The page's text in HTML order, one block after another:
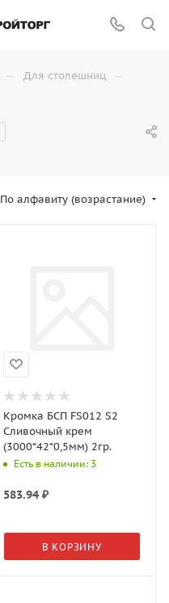
— Для столешниц —
По алфавиту (возрастание)
Кромка БСП FS012 S2
Сливочный крем
(3000*42*0,5мм) 2гр.
Есть в наличии: 3
583.94₽
В КОРЗИНУ